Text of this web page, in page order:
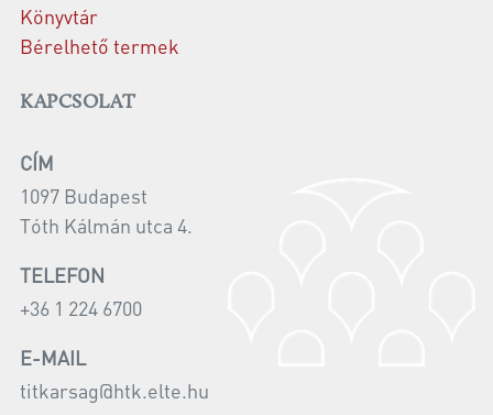
Könyvtár
Bérelhető termek
KAPCSOLAT
CÍM
1097 Budapest
Tóth Kálmán utca 4.
TELEFON
+36 1 224 6700
E-MAIL
titkarsag@htk.elte.hu